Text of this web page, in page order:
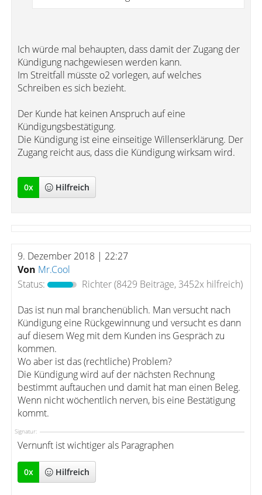
Ich würde mal behaupten, dass damit der Zugang der
Kündigung nachgewiesen werden kann.
Im Streitfall müsste o2 vorlegen, auf welches
Schreiben es sich bezieht.
Der Kunde hat keinen Anspruch auf eine
Kündigungsbestätigung.
Die Kündigung ist eine einseitige Willenserklärung. Der
Zugang reicht aus, dass die Kündigung wirksam wird.
0x Hilfreich
9. Dezember 2018 | 22:27
Von Mr.Cool
Status:
Richter(8429 Beiträge, 3452x hilfreich)
Das ist nun mal branchenüblich. Man versucht nach
Kündigung eine Rückgewinnung und versucht es dann
auf diesem Weg mit dem Kunden ins Gespräch zu
kommen.
Wo aber ist das (rechtliche) Problem?
Die Kündigung wird auf der nächsten Rechnung
bestimmt auftauchen und damit hat man einen Beleg.
Wenn nicht wöchentlich nerven, bis eine Bestätigung
kommt.
Signatur:
Vernunft ist wichtiger als Paragraphen
0x Hilfreich